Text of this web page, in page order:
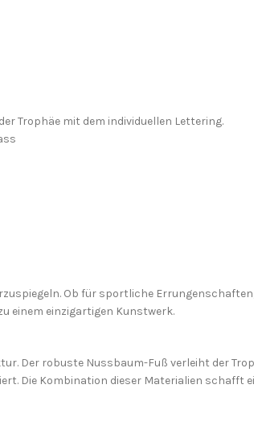
Trophäe mit dem individuellen Lettering.
Ob für sportliche
einem einzigartigen Kunstwerk.
Der robuste Nussbaum-Fuß verleiht der
Die Kombination dieser Materialien schafft